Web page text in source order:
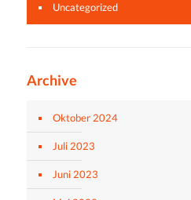
Uncategorized
Archive
Oktober 2024
Juli 2023
Juni 2023